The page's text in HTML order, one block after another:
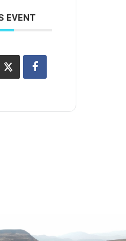
EVENT